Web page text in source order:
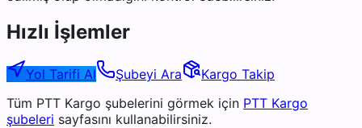
Hızlı İşlemler
Yol Tarifi Al Şubeyi Ara
Kargo Takip
Tüm PTT Kargo şubelerini görmek için PTT Kargo
şubeleri sayfasını kullanabilirsiniz.